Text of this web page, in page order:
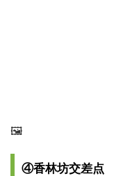
🖼
④香林坊交差点